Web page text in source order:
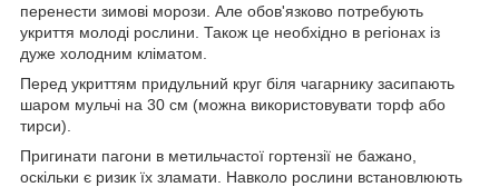
перенести зимові морози. Але обов'язково потребують
укриття молоді рослини. Також це необхідно в регіонах із
дуже холодним кліматом.
Перед укриттям придульний круг біля чагарнику засипають
шаром мульчі на 30 см (можна використовувати торф або
тирси).
Пригинати пагони в метильчастої гортензії не бажано,
оскільки є ризик їх зламати. Навколо рослини встановлюють